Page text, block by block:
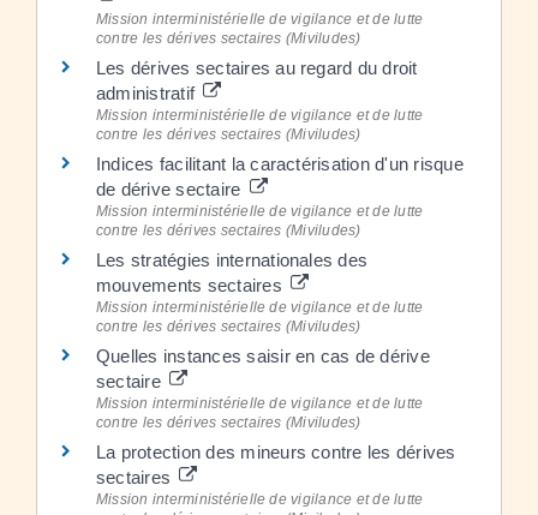
Mission interministérielle de vigilance et de lutte
contre les dérives sectaires (Miviludes)
Les dérives sectaires au regard du droit
administratif
Mission interministérielle de vigilance et de lutte
contre les dérives sectaires (Miviludes)
Indices facilitant la caractérisation d'un risque
de dérive sectaire
Mission interministérielle de vigilance et de lutte
contre les dérives sectaires (Miviludes)
Les stratégies internationales des
mouvements sectaires
Mission interministérielle de vigilance et de lutte
contre les dérives sectaires (Miviludes)
Quelles instances saisir en cas de dérive
sectaire
Mission interministérielle de vigilance et de lutte
contre les dérives sectaires (Miviludes)
La protection des mineurs contre les dérives
sectaires
Mission interministérielle de vigilance et de lutte